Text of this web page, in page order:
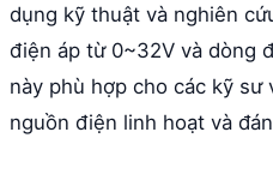
dụng kỹ thuật và nghiên
điện áp từ 0~32V và dòng
này phù hợp cho các kỹ sư
nguồn điện linh hoạt và